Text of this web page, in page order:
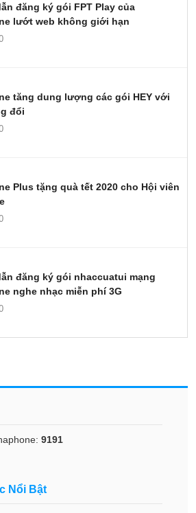
đăng ký gói FPT Play của
lướt web không giới hạn
tăng dung lượng các gói HEY với
đổi
Plus tặng quà tết 2020 cho Hội viên
đăng ký gói nhaccuatui mạng
nghe nhạc miễn phí 3G
9191
Nổi Bật